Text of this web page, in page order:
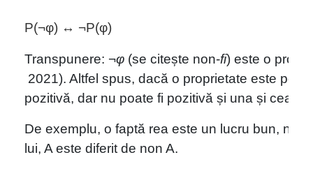
P(¬φ) ↔️ ¬P(φ)
Transpunere: ¬φ (se citește non-fi) este o
2021). Altfel spus, dacă o proprietate este
pozitivă, dar nu poate fi pozitivă și una și
De exemplu, o faptă rea este un lucru bun,
lui, A este diferit de non A.